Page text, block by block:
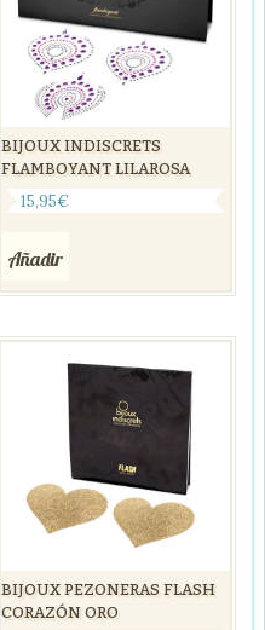
BIJOUX INDISCRETS
FLAMBOYANT LILAROSA
15,95€
Añadir
BIJOUX PEZONERAS FLASH
CORAZÓN ORO